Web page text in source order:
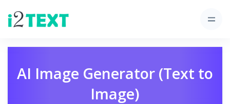
AI Image Generator (Text to
Image)